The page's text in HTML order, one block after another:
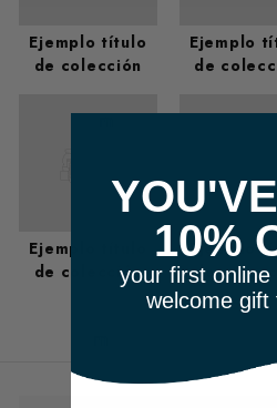
Ejemplo título
de colección
Ejemplo
de
Ejemplo título
de colección
Ejemplo
de
10%
your first
welcome gift